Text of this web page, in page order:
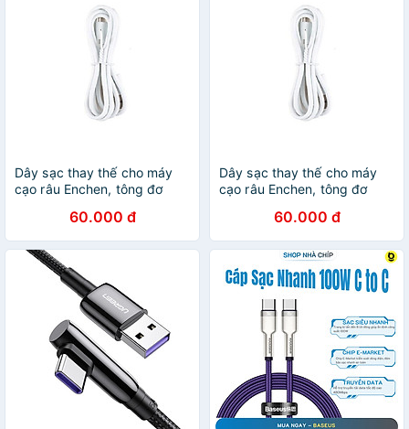
Dây sạc thay thế cho máy
cạo râu Enchen, tông đơ
Hàng chính hãng
60.000 đ
Dây sạc thay thế cho máy
cạo râu Enchen, tông đơ
hàng chính hãng
60.000 đ